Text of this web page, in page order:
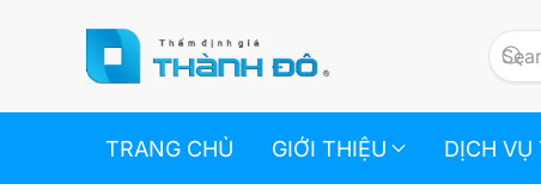
Skip to main content
TRANG CHỦ GIỚI THIỆU DỊCH